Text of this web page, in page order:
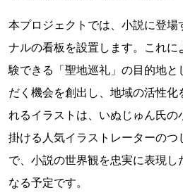
本プロジェクトでは、小説に登
ナルの看板を設置します。これに
験できる「聖地巡礼」の目的地と
だく機会を創出し、地域の活性
れるイラストは、いぬじゅん氏
掛ける人気イラストレーターのつ
で、小説の世界観を忠実に表現し
なる予定です。